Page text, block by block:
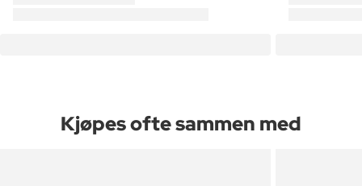
Kjøpes ofte sammen med